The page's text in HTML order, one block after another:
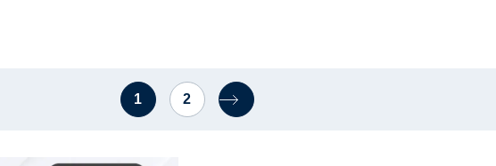
1 2